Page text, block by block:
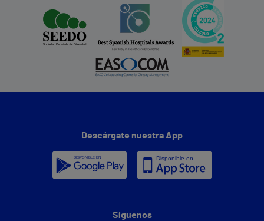
Descárgate nuestra App
Síguenos